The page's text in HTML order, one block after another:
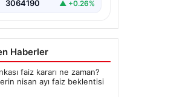
3064190 ▲ +0.26%
Haberler
faiz kararı ne zaman?
nisan ayı faiz beklentisi